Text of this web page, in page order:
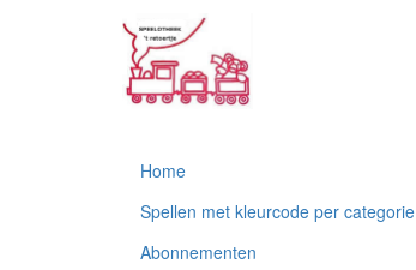
Home
Spellen met kleurcode per categorie
Abonnementen